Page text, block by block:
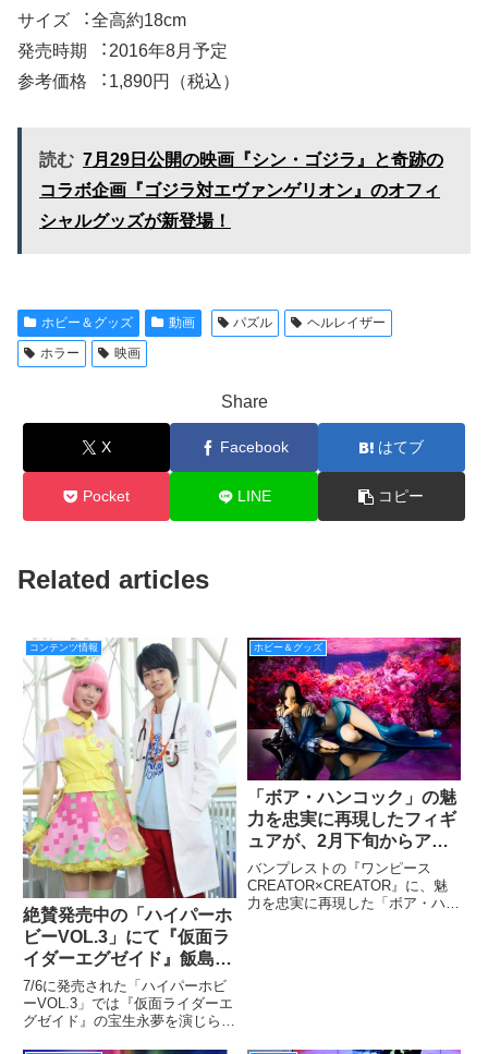
サイズ ︓全高約18cm
発売時期 ︓2016年8月予定
参考価格 ︓1,890円（税込）
読む 7月29日公開の映画『シン・ゴジラ』と奇跡の
コラボ企画『ゴジラ対エヴァンゲリオン』のオフィ
シャルグッズが新登場！
ホビー＆グッズ 動画 パズル
ヘルレイザー
ホラー
映画
Share
X Facebook はてブ
Pocket LINE コピー
Related articles
コンテンツ情報
絶賛発売中の「ハイパーホ
ビーVOL.3」にて『仮面ラ
イダーエグゼイド』飯島寛
騎さん＆松田るかさんによ
るヒーロー＆ヒロイン対談
を掲載！メッセージでは何
やら二人で論争に!?
7/6に発売された「ハイパーホビ
ーVOL.3」では『仮面ライダーエ
グゼイド』の宝生永夢を演じられ
ホビー＆グッズ
「ボア・ハンコック」の魅
力を忠実に再現したフィギ
ュアが、2月下旬からアミ
ューズメント施設に登場す
る。
バンプレストの『ワンピース
CREATOR×CREATOR』に、魅
力を忠実に再現した「ボア・ハン